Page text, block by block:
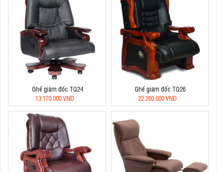
Ghế giám đốc TQ24
13.170.000 VNĐ
Ghế giám đốc TQ26
22.260.000 VNĐ